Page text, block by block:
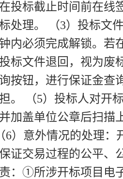
投标截止时间前在线
处理。 （3）投标文
内必须完成解锁。
标文件退回，视为废
按钮，进行保证金查
。 （5）投标人对开
加盖单位公章后扫描
6）意外情况的处理
证交易过程的公平、
：①所涉开标项目电